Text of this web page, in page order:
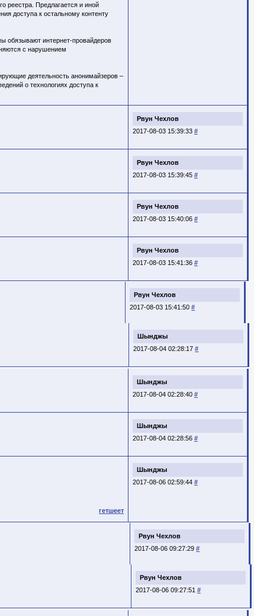
реестра. Предлагается и иной
доступа к остальному контенту
обязывают интернет-провайдеров
с нарушением
деятельность анонимайзеров –
о технологиях доступа к
Рвун Чехлов
2017-08-03 15:39:33 #
Рвун Чехлов
2017-08-03 15:39:45 #
Рвун Чехлов
2017-08-03 15:40:06 #
Рвун Чехлов
2017-08-03 15:41:36 #
Рвун Чехлов
2017-08-03 15:41:50#
Шынджы
2017-08-04 02:28:17#
Шынджы
2017-08-04 02:28:40 #
Шынджы
2017-08-04 02:28:56 #
Шынджы
2017-08-06 02:59:44 #
гетшеет
Рвун Чехлов
2017-08-06 09:27:29#
Рвун Чехлов
2017-08-06 09:27:51 #